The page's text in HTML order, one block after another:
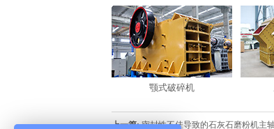
颚式破碎机
上一篇: 密封性不佳导致的石灰石磨粉机主